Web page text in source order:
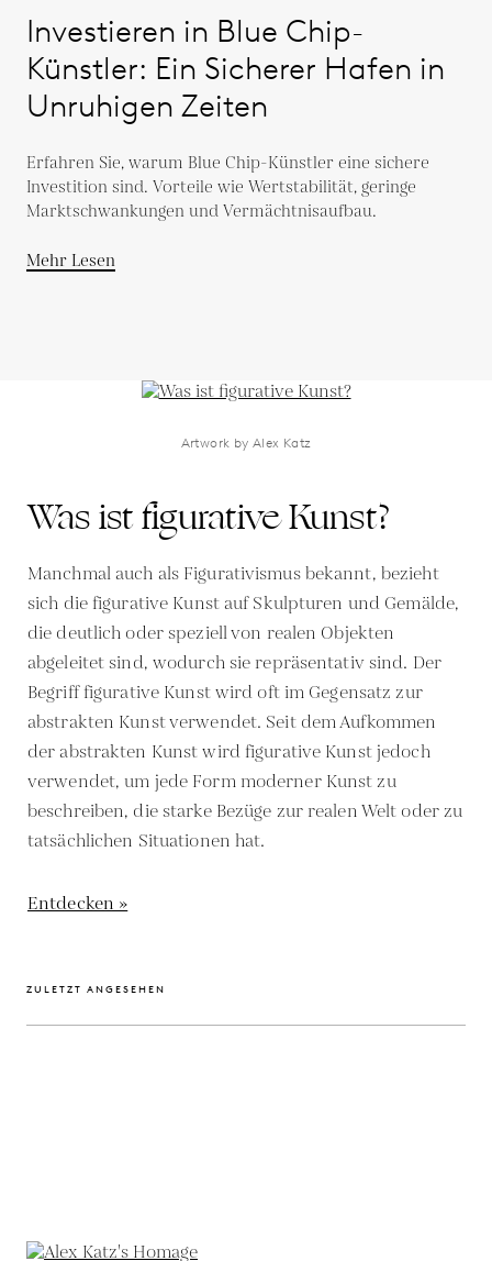
Investieren in Blue Chip-
Künstler: Ein Sicherer Hafen in
Unruhigen Zeiten
Erfahren Sie, warum Blue Chip-Künstler eine sichere
Investition sind. Vorteile wie Wertstabilität, geringe
Marktschwankungen und Vermächtnisaufbau.
Mehr Lesen
Artwork by Alex Katz
Was ist figurative Kunst?
Manchmal auch als Figurativismus bekannt, bezieht
sich die figurative Kunst auf Skulpturen und Gemälde,
die deutlich oder speziell von realen Objekten
abgeleitet sind, wodurch sie repräsentativ sind. Der
Begriff figurative Kunst wird oft im Gegensatz zur
abstrakten Kunst verwendet. Seit dem Aufkommen
der abstrakten Kunst wird figurative Kunst jedoch
verwendet, um jede Form moderner Kunst zu
beschreiben, die starke Bezüge zur realen Welt oder zu
tatsächlichen Situationen hat.
Entdecken »
ZULETZT ANGESEHEN